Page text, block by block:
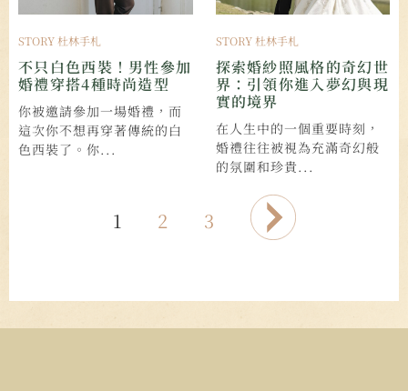
STORY 杜林手札
不只白色西裝！男性參加
婚禮穿搭4種時尚造型
你被邀請參加一場婚禮，而
這次你不想再穿著傳統的白
色西裝了。你...
STORY 杜林手札
探索婚紗照風格的奇幻世
界：引領你進入夢幻與現
實的境界
在人生中的一個重要時刻，
婚禮往往被視為充滿奇幻般
的氛圍和珍貴...
1 2 3